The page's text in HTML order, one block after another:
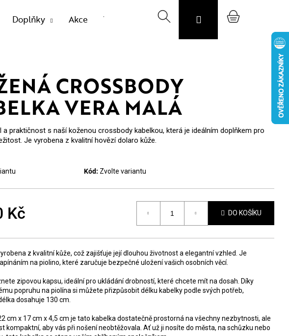
Doplňky Akce Výprodej vzorků Svojost O nás
HledatPřihlášeníNákupní
CROSSBODY
VERA MALÁ
a praktičnost s naší koženou crossbody kabelkou, která je ideálním doplňkem pro
Je vyrobena z kvalitní hovězí dolaro kůže.
Kód: Zvolte variantu
Kč DO KOŠÍKU
z kvalitní kůže, což zajišťuje její dlouhou životnost a elegantní vzhled. Je
na piolino, které zaručuje bezpečné uložení vašich osobních věcí.
zipovou kapsu, ideální pro ukládání drobností, které chcete mít na dosah. Díky
popruhu na piolína si můžete přizpůsobit délku kabelky podle svých potřeb,
dosahuje 130 cm.
cm x 17 cm x 4,5 cm je tato kabelka dostatečně prostorná na všechny nezbytnosti, ale
kompaktní, aby vás při nošení neobtěžovala. Ať už ji nosíte do města, na schůzku nebo